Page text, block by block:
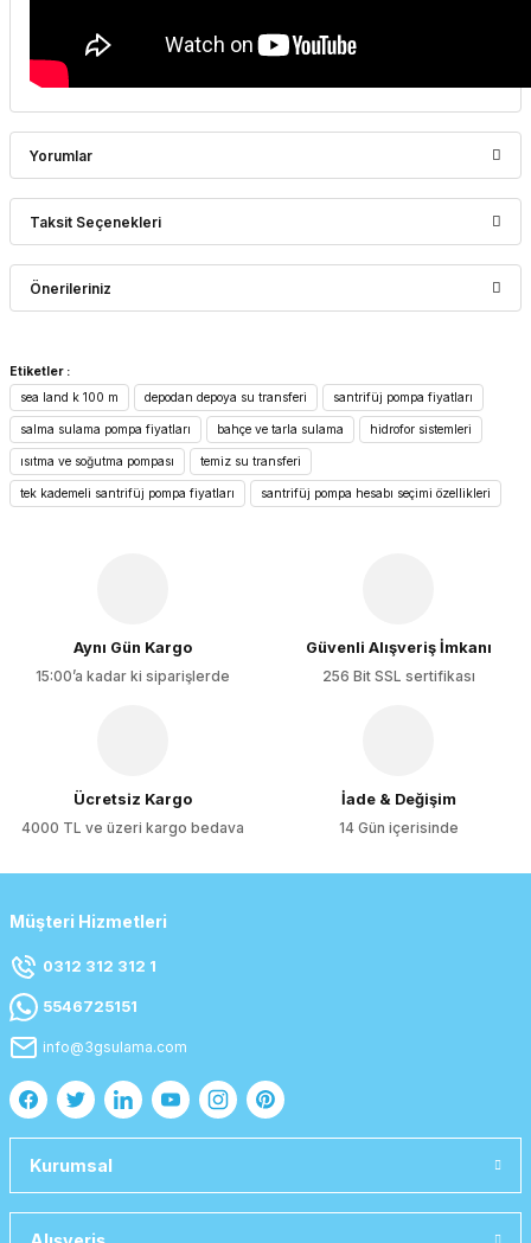
Yorumlar
Bu ürüne ilk yorumu siz yapın!
Taksit Seçenekleri
Önerileriniz
konularda yetersiz gördüğünüz noktaları öneri formunu
kullanarak tarafımıza iletebilirsiniz.
Görüş ve önerileriniz için teşekkür ederiz.
Ürün resmi kalitesiz, bozuk veya görüntülenemiyor.
Etiketler :
sea land k 100 m
depodan depoya su transferi santrifüj pompa fiyatları
salma sulama pompa fiyatları bahçe ve tarla sulama hidrofor sistemleri
ısıtma ve soğutma pompası temiz su transferi
tek kademeli santrifüj pompa fiyatları santrifüj pompa hesabı seçimi özellikleri
Aynı Gün Kargo
15:00’a kadar ki siparişlerde
Güvenli Alışveriş İmkanı
256 Bit SSL sertifikası
Ücretsiz Kargo
4000 TL ve üzeri kargo bedava
İade & Değişim
14 Gün içerisinde
Müşteri Hizmetleri
0312 312 312 1
5546725151
info@3gsulama.com
Kurumsal